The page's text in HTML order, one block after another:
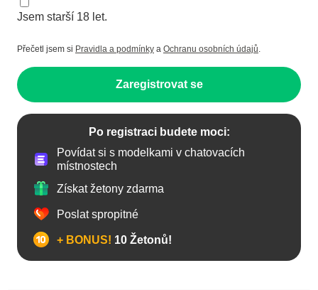
Jsem starší 18 let.
Přečetl jsem si Pravidla a podmínky a Ochranu osobních údajů.
Zaregistrovat se
Po registraci budete moci:
Povídat si s modelkami v chatovacích
místnostech
Získat žetony zdarma
Poslat spropitné
+ BONUS! 10 Žetonů!